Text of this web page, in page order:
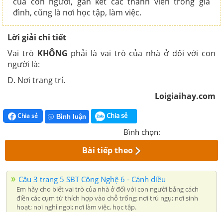
đình, cũng là nơi học tập, làm việc.
Lời giải chi tiết
Vai trò KHÔNG phải là vai trò của nhà ở đối với con
người là:
D. Nơi trang trí.
Loigiaihay.com
Chia sẻ Bình luận Chia sẻ
Bình chọn:
Bài tiếp theo
Câu 3 trang 5 SBT Công Nghệ 6 - Cánh diều
Em hãy cho biết vai trò của nhà ở đối với con người bằng cách
điền các cụm từ thích hợp vào chỗ trống: nơi trú ngụ; nơi sinh
hoạt; nơi nghỉ ngơi; nơi làm việc, học tập.